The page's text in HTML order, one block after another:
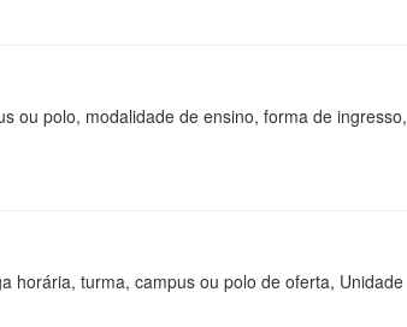
ou polo, modalidade de ensino, forma de ingresso,
horária, turma, campus ou polo de oferta, Unidade